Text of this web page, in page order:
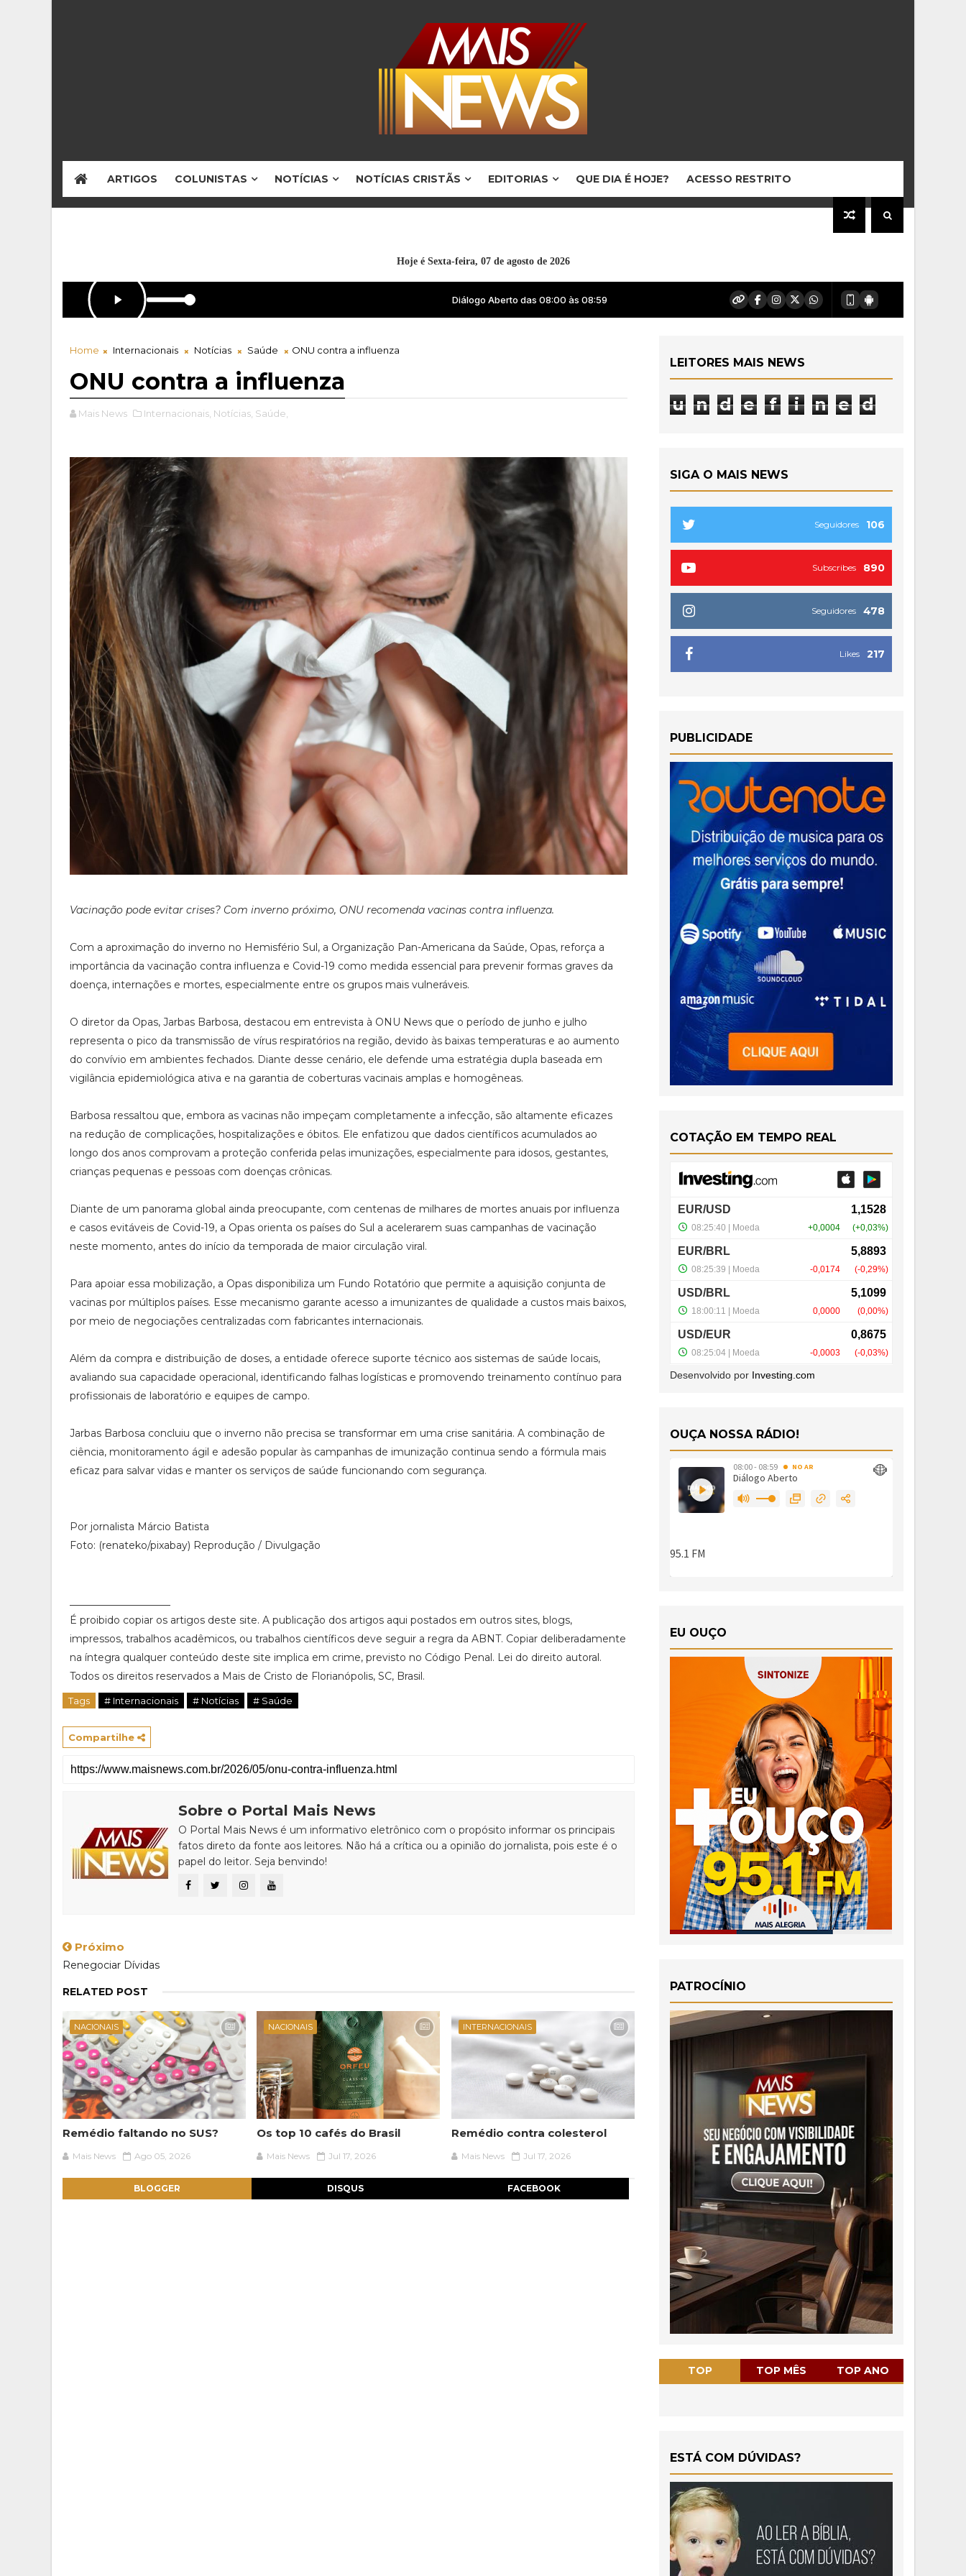
ARTIGOS COLUNISTAS NOTÍCIAS NOTÍCIAS CRISTÃS EDITORIAS QUE DIA É HOJE? ACESSO RESTRITO
Hoje é Sexta-feira, 07 de agosto de 2026
Home Internacionais Notícias Saúde ONU contra a influenza
ONU contra a influenza
Mais News Internacionais, Notícias, Saúde,
Vacinação pode evitar crises? Com inverno próximo, ONU recomenda vacinas contra influenza.
Com a aproximação do inverno no Hemisfério Sul, a Organização Pan-Americana da Saúde, Opas, reforça a
importância da vacinação contra influenza e Covid-19 como medida essencial para prevenir formas graves da
doença, internações e mortes, especialmente entre os grupos mais vulneráveis.
O diretor da Opas, Jarbas Barbosa, destacou em entrevista à ONU News que o período de junho e julho
representa o pico da transmissão de vírus respiratórios na região, devido às baixas temperaturas e ao aumento
do convívio em ambientes fechados. Diante desse cenário, ele defende uma estratégia dupla baseada em
vigilância epidemiológica ativa e na garantia de coberturas vacinais amplas e homogêneas.
Barbosa ressaltou que, embora as vacinas não impeçam completamente a infecção, são altamente eficazes
na redução de complicações, hospitalizações e óbitos. Ele enfatizou que dados científicos acumulados ao
longo dos anos comprovam a proteção conferida pelas imunizações, especialmente para idosos, gestantes,
crianças pequenas e pessoas com doenças crônicas.
Diante de um panorama global ainda preocupante, com centenas de milhares de mortes anuais por influenza
e casos evitáveis de Covid-19, a Opas orienta os países do Sul a acelerarem suas campanhas de vacinação
neste momento, antes do início da temporada de maior circulação viral.
Para apoiar essa mobilização, a Opas disponibiliza um Fundo Rotatório que permite a aquisição conjunta de
vacinas por múltiplos países. Esse mecanismo garante acesso a imunizantes de qualidade a custos mais baixos,
por meio de negociações centralizadas com fabricantes internacionais.
Além da compra e distribuição de doses, a entidade oferece suporte técnico aos sistemas de saúde locais,
avaliando sua capacidade operacional, identificando falhas logísticas e promovendo treinamento contínuo para
profissionais de laboratório e equipes de campo.
Jarbas Barbosa concluiu que o inverno não precisa se transformar em uma crise sanitária. A combinação de
ciência, monitoramento ágil e adesão popular às campanhas de imunização continua sendo a fórmula mais
eficaz para salvar vidas e manter os serviços de saúde funcionando com segurança.
Por jornalista Márcio Batista
Foto: (renateko/pixabay) Reprodução / Divulgação
É proibido copiar os artigos deste site. A publicação dos artigos aqui postados em outros sites, blogs,
impressos, trabalhos acadêmicos, ou trabalhos científicos deve seguir a regra da ABNT. Copiar deliberadamente
na íntegra qualquer conteúdo deste site implica em crime, previsto no Código Penal. Lei do direito autoral.
Todos os direitos reservados a Mais de Cristo de Florianópolis, SC, Brasil.
Tags # Internacionais # Notícias # Saúde
Compartilhe
Sobre o Portal Mais News
O Portal Mais News é um informativo eletrônico com o propósito informar os principais
fatos direto da fonte aos leitores. Não há a crítica ou a opinião do jornalista, pois este é o
papel do leitor. Seja benvindo!
Próximo
Renegociar Dívidas
RELATED POST
NACIONAIS
Remédio faltando no SUS?
Mais News Ago 05, 2026
NACIONAIS
Os top 10 cafés do Brasil
Mais News Jul 17, 2026
INTERNACIONAIS
Remédio contra colesterol
Mais News Jul 17, 2026
BLOGGER DISQUS FACEBOOK
LEITORES MAIS NEWS
u n d e f i n e d
SIGA O MAIS NEWS
106
Seguidores
890
Subscribes
478
Seguidores
217
Likes
PUBLICIDADE
COTAÇÃO EM TEMPO REAL
Desenvolvido por Investing.com
OUÇA NOSSA RÁDIO!
EU OUÇO
PATROCÍNIO
TOP TOP MÊS TOP ANO
ESTÁ COM DÚVIDAS?